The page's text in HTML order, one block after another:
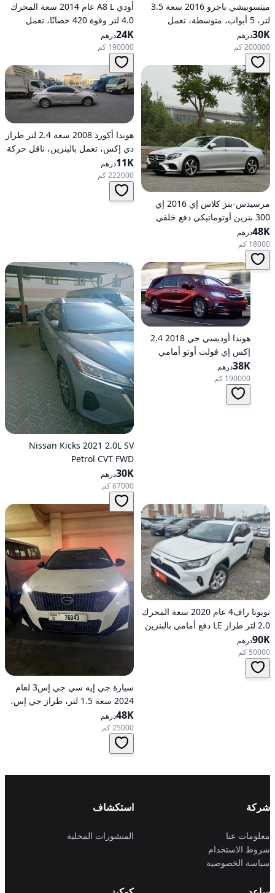
ميتسوبيشي باجرو 2016 سعة 3.5
لتر، 5 أبواب، متوسطة، تعمل
بالبنزين، أوتوماتيكية، دفع رباعي
30Kدرهم
200000 كم
أودي A8 L عام 2014 سعة المحرك
4.0 لتر وقوة 420 حصانًا، تعمل
بالبنزين، ناقل حركة أوتوماتيكي، دفع
كلي للعجلات
24Kدرهم
190000 كم
مرسيدس-بنز كلاس إي 2016 إي
300 بنزين أوتوماتيكي دفع خلفي
48Kدرهم
18000 كم
هوندا أكورد 2008 سعة 2.4 لتر طراز
دي إكس، تعمل بالبنزين، ناقل حركة
أوتوماتيكي، دفع أمامي
11Kدرهم
222000 كم
هوندا أوديسي جي 2018 2.4
إكس إي فولت أوتو أمامي
الدفع
38Kدرهم
190000 كم
Nissan Kicks 2021 2.0L SV
Petrol CVT FWD
30Kدرهم
67000 كم
تويوتا راف4 عام 2020 سعة المحرك
2.0 لتر طراز LE دفع أمامي بالبنزين
أوتوماتيكي
90Kدرهم
50000 كم
سيارة جي إيه سي جي إس3 لعام
2024 سعة 1.5 لتر، طراز جي إس،
تعمل بالبنزين، ناقل حركة
أوتوماتيكي، دفع أمامي
48Kدرهم
25000 كم
شركة
معلومات عنا
شروط الاستخدام
سياسة الخصوصية
استكشاف
المنشورات المحلية